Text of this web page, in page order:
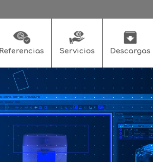
Referencias Servicios Descargas